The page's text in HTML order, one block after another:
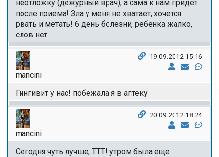
неотложку (дежурный врач), а сама к нам придет
после приема! Зла у меня не хватает, хочется
рвать и метать! 6 день болезни, ребенка жалко,
слов нет
mancini
19.09.2012 15:16
Гингивит у нас! побежала я в аптеку
mancini
20.09.2012 18:24
Сегодня чуть лучше, ТТТ! утром была еще